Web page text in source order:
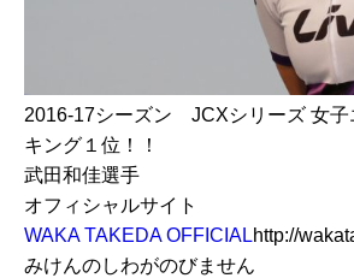
2016-17シーズン JCXシリーズ 女子
キング１位！！
武田和佳選手
オフィシャルサイト
WAKA TAKEDA OFFICIALhttp://
みけんのしわがのびません